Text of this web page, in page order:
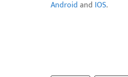
Androidand IOS.